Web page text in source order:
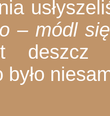
– módl
deszcz
było